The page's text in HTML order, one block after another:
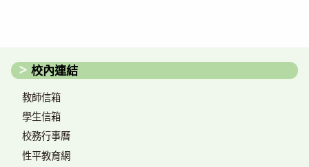
校內連結
教師信箱
學生信箱
校務行事曆
性平教育網